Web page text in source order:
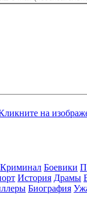
Кри­ми­нал Бое­ви­ки
Ис­то­рия Дра­мы
Био­гра­фия